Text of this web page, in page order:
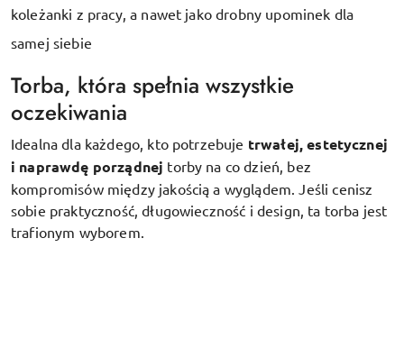
koleżanki z pracy, a nawet jako drobny upominek dla
samej siebie
Torba, która spełnia wszystkie
oczekiwania
Idealna dla każdego, kto potrzebuje trwałej, estetycznej
i naprawdę porządnej torby na co dzień, bez
kompromisów między jakością a wyglądem. Jeśli cenisz
sobie praktyczność, długowieczność i design, ta torba jest
trafionym wyborem.